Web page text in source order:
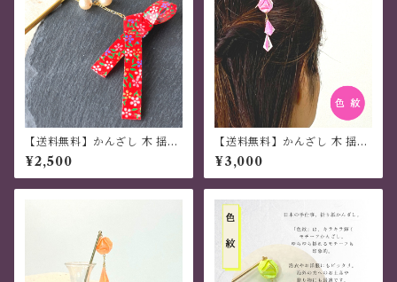
【送料無料】かんざし 木 揺れ
る 普段使い ハンドメイド 日本
伝統 折り紙 撥水仕上げ 職人技
赤 夏祭り 花火大会 プレゼント
¥2,500
【送料無料】かんざし 木 揺れ
る 普段使い ハンドメイド 日本
伝統 折り紙 撥水仕上 職人技
ピンク 夏祭り 花火大会 プレゼ
¥3,000